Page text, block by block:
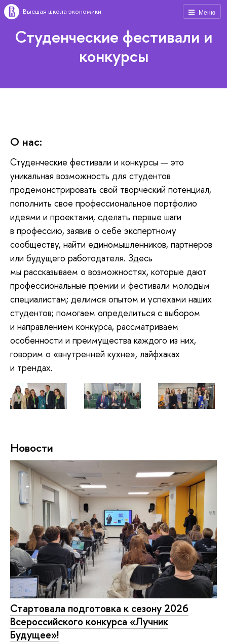
Меню
Высшая школа экономики
Студенческие фестивали и
конкурсы
О нас:
Студенческие фестивали и конкурсы — это
уникальная возможность для студентов
продемонстрировать свой творческий потенциал,
пополнить свое профессиональное портфолио
идеями и проектами, сделать первые шаги
в профессию, заявив о себе экспертному
сообществу, найти единомышленников, партнеров
или будущего работодателя. Здесь
мы рассказываем о возможностях, которые дают
профессиональные премии и фестивали молодым
специалистам; делимся опытом и успехами наших
студентов; помогаем определиться с выбором
и направлением конкурса, рассматриваем
особенности и преимущества каждого из них,
говорим о «внутренней кухне», лайфхаках
и трендах.
Новости
Стартовала подготовка к сезону 2026
Всероссийского конкурса «Лучник
Будущее»!